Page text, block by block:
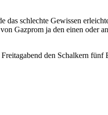
schlechte Gewissen
Gazprom ja den einen oder
den Schalkern